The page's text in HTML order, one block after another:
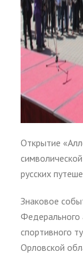
Открытие
русских
Знаковое
Федерального
спортивного
Орловской